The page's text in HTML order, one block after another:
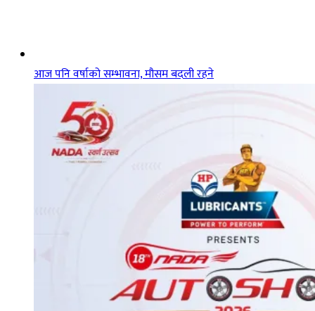
आज पनि वर्षाको सम्भावना, मौसम बदली रहने